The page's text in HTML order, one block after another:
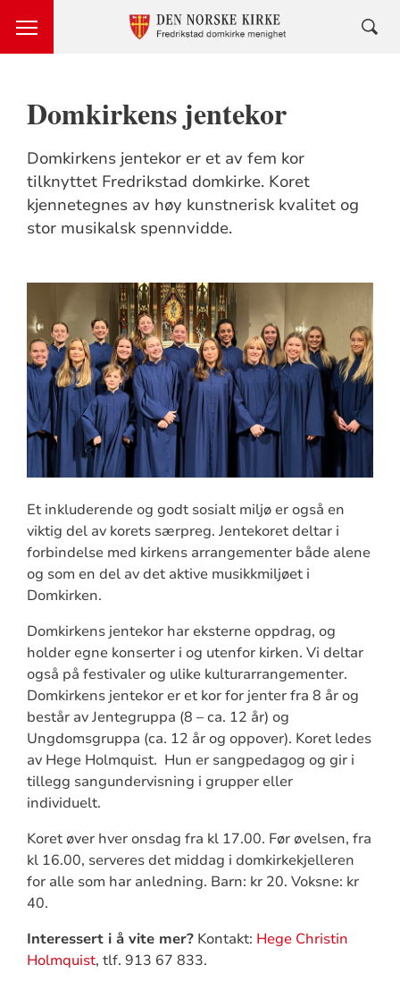
Domkirkens jentekor
Domkirkens jentekor er et av fem kor
tilknyttet Fredrikstad domkirke. Koret
kjennetegnes av høy kunstnerisk kvalitet og
stor musikalsk spennvidde.
Et inkluderende og godt sosialt miljø er også en
viktig del av korets særpreg. Jentekoret deltar i
forbindelse med kirkens arrangementer både alene
og som en del av det aktive musikkmiljøet i
Domkirken.
Domkirkens jentekor har eksterne oppdrag, og
holder egne konserter i og utenfor kirken. Vi deltar
også på festivaler og ulike kulturarrangementer.
Domkirkens jentekor er et kor for jenter fra 8 år og
består av Jentegruppa (8 – ca. 12 år) og
Ungdomsgruppa (ca. 12 år og oppover). Koret ledes
av Hege Holmquist. Hun er sangpedagog og gir i
tillegg sangundervisning i grupper eller
individuelt.
Koret øver hver onsdag fra kl 17.00. Før øvelsen, fra
kl 16.00, serveres det middag i domkirkekjelleren
for alle som har anledning. Barn: kr 20. Voksne: kr
40.
Interessert i å vite mer?Kontakt: Hege Christin
Holmquist, tlf. 913 67 833.